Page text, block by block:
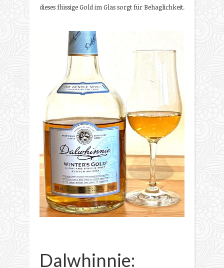
dieses flüssige Gold im Glas sorgt für Behaglichkeit.
Dalwhinnie: